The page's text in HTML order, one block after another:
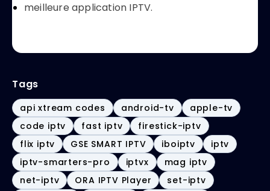
meilleure application IPTV.
Tags
api xtream codes android-tv
apple-tv
code iptv
fast iptv
firestick-iptv
flix iptv
GSE SMART IPTV iboiptv
iptv
iptv-smarters-pro
iptvx
mag iptv
net-iptv
ORA IPTV Player
set-iptv